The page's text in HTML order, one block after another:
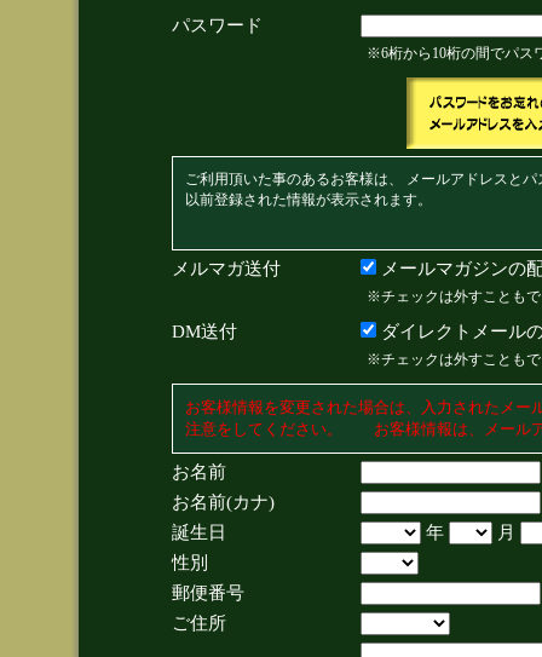
パスワード
※6桁から10桁の間でパス
ご利用頂いた事のあるお客様は、 メールアドレスと
以前登録された情報が表示されます。
メルマガ送付 メールマガジンの
※チェックは外すことも
DM送付 ダイレクトメール
※チェックは外すことも
お客様情報を変更された場合は、入力されたメ
注意をしてください。 お客様情報は、メール
お名前
お名前(カナ)
誕生日
年
月
性別
郵便番号
ご住所